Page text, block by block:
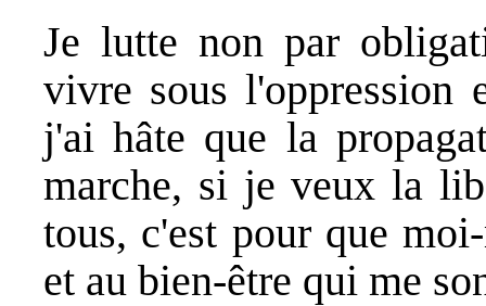
Je lutte non par
vivre sous
j'ai hâte que la
marche, si je veux la
tous, c'est pour que
et au bien-être qui me